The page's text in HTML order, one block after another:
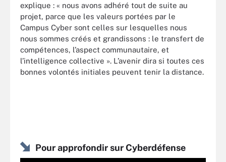
explique : « nous avons adhéré tout de suite au
projet, parce que les valeurs portées par le
Campus Cyber sont celles sur lesquelles nous
nous sommes créés et grandissons : le transfert de
compétences, l’aspect communautaire, et
l’intelligence collective ». L’avenir dira si toutes ces
bonnes volontés initiales peuvent tenir la distance.
Pour approfondir sur Cyberdéfense